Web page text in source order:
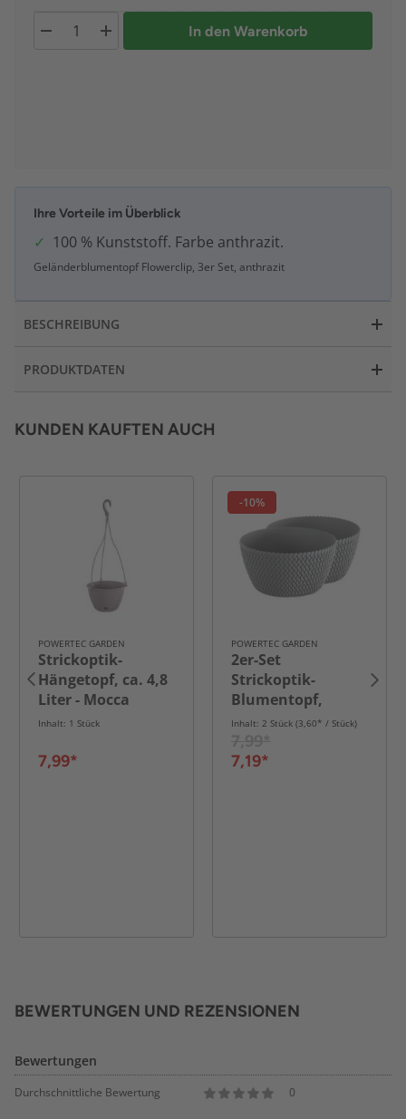
In den Warenkorb
Ihre Vorteile im Überblick
100 % Kunststoff. Farbe anthrazit.
Geländerblumentopf Flowerclip, 3er Set, anthrazit
BESCHREIBUNG
PRODUKTDATEN
KUNDEN KAUFTEN AUCH
POWERTEC GARDEN
Strickoptik-
Hängetopf, ca. 4,8
Liter - Mocca
Inhalt: 1 Stück
7,99*
-10%
POWERTEC GARDEN
2er-Set
Strickoptik-
Blumentopf,
ca. 3,8 Liter -
Inhalt: 2 Stück (3,60* / Stück)
7,19*
BEWERTUNGEN UND REZENSIONEN
Bewertungen
Durchschnittliche Bewertung 0